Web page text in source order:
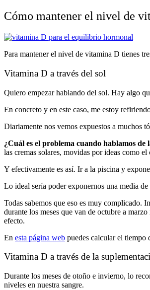
Cómo mantener el nivel de
Para mantener el nivel de vitamina D tienes
Vitamina D a través del sol
Quiero empezar hablando del sol. Hay algo
En concreto y en este caso, me estoy
Diariamente nos vemos expuestos a muchos
¿Cuál es el problema cuando hablamos
las cremas solares, movidas por ideas como
Y efectivamente es así. Ir a la piscina y
Lo ideal sería poder exponernos una media
Todas sabemos que eso es muy complicado.
durante los meses que van de octubre a
efecto.
En esta página web puedes calcular el tiempo
Vitamina D a través de la
Durante los meses de otoño e invierno, lo
niveles en nuestra sangre.